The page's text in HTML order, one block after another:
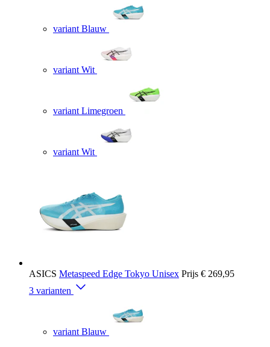
variant Blauw
variant Wit
variant Limegroen
variant Wit
ASICS Metaspeed Edge Tokyo Unisex Prijs € 269,95
3 varianten
variant Blauw